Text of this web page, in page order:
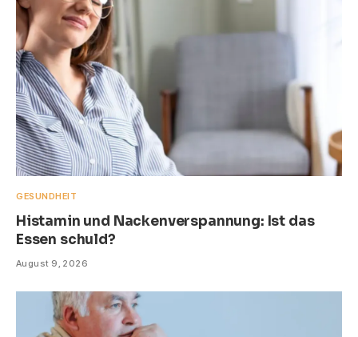
GESUNDHEIT
Histamin und Nackenverspannung: Ist das
Essen schuld?
August 9, 2026